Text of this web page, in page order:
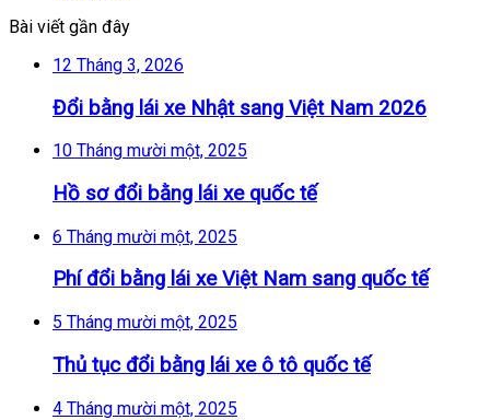
Bài viết gần đây
12 Tháng 3, 2026
Đổi bằng lái xe Nhật sang Việt Nam 2026
10 Tháng mười một, 2025
Hồ sơ đổi bằng lái xe quốc tế
6 Tháng mười một, 2025
Phí đổi bằng lái xe Việt Nam sang quốc tế
5 Tháng mười một, 2025
Thủ tục đổi bằng lái xe ô tô quốc tế
4 Tháng mười một, 2025